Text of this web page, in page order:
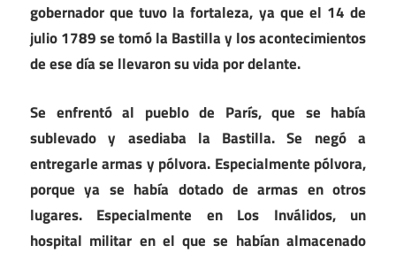
gobernador que tuvo la fortaleza, ya que el 14 de
julio 1789 se tomó la Bastilla y los acontecimientos
de ese día se llevaron su vida por delante.
Se enfrentó al pueblo de París, que se había
sublevado y asediaba la Bastilla. Se negó a
entregarle armas y pólvora. Especialmente pólvora,
porque ya se había dotado de armas en otros
lugares. Especialmente en Los Inválidos, un
hospital militar en el que se habían almacenado